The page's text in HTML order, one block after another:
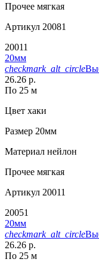
Прочее мягкая
Артикул 20081
20011
20мм
checkmark_alt_circle
26.26 р.
По 25 м
Цвет хаки
Размер 20мм
Материал нейлон
Прочее мягкая
Артикул 20011
20051
20мм
checkmark_alt_circle
26.26 р.
По 25 м